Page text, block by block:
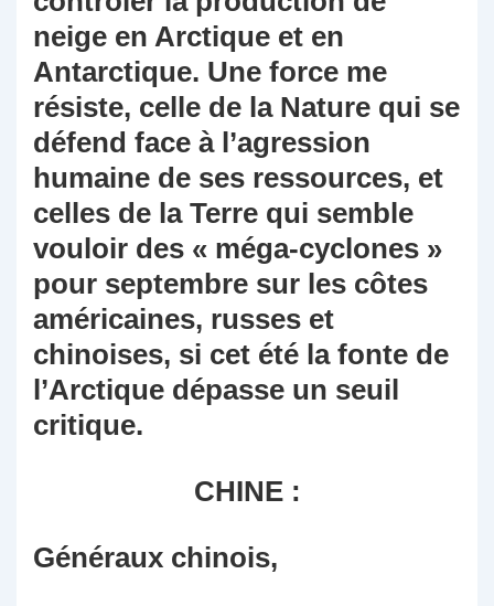
neige en Arctique et en
Antarctique. Une force me
résiste, celle de la Nature qui se
défend face à l’agression
humaine de ses ressources, et
celles de la Terre qui semble
vouloir des « méga-cyclones »
pour septembre sur les côtes
américaines, russes et
chinoises, si cet été la fonte de
l’Arctique dépasse un seuil
critique.
CHINE :
Généraux chinois,